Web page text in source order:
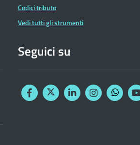
Codici tributo
Vedi tutti gli strumenti
Seguici su
FacebookTwitterLinkedinInstagram